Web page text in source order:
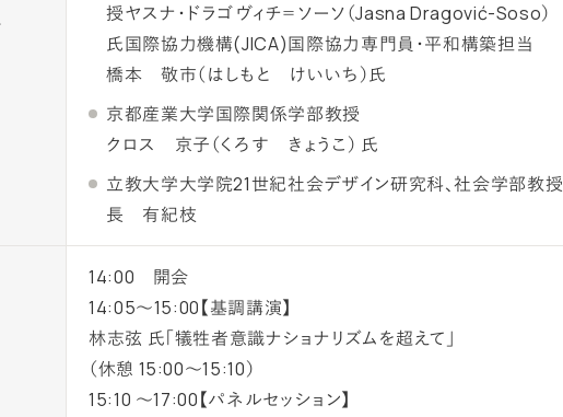
授ヤスナ・ドラゴヴィチ＝ソーソ（Jasna Dragović-Soso）
氏国際協力機構(JICA)国際協力専門員・平和構築担当
橋本 敬市（はしもと けいいち）氏
京都産業大学国際関係学部教授
クロス 京子（くろす きょうこ） 氏
立教大学大学院21世紀社会デザイン研究科、社会学部教授
長 有紀枝
14:00 開会
14:05～15:00【基調講演】
林志弦 氏「犠牲者意識ナショナリズムを超えて」
（休憩 15:00～15:10）
15:10 ～17:00【パネルセッション】